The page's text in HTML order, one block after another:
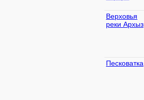
Верховья
реки Архыз
Песковатка